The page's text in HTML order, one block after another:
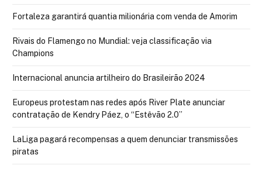
Fortaleza garantirá quantia milionária com venda de Amorim
Rivais do Flamengo no Mundial: veja classificação via
Champions
Internacional anuncia artilheiro do Brasileirão 2024
Europeus protestam nas redes após River Plate anunciar
contratação de Kendry Páez, o “Estêvão 2.0”
LaLiga pagará recompensas a quem denunciar transmissões
piratas